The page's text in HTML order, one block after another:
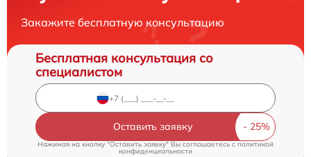
Закажите бесплатную консультацию
Бесплатная консультация со
специалистом
Оставить заявку
Нажимая на кнопку "Оставить заявку" Вы соглашаетесь c политикой
конфиденциальности